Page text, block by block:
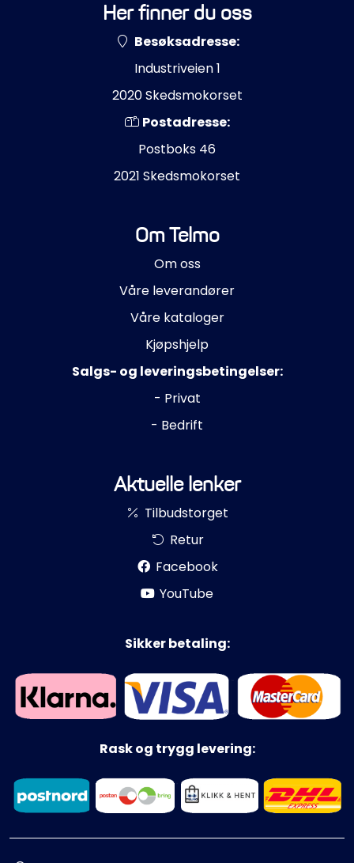
Her finner du oss
Besøksadresse:
Industriveien 1
2020 Skedsmokorset
Postadresse:
Postboks 46
2021 Skedsmokorset
Om Telmo
Om oss
Våre leverandører
Våre kataloger
Kjøpshjelp
Salgs- og leveringsbetingelser:
- Privat
- Bedrift
Aktuelle lenker
Tilbudstorget
Retur
Facebook
YouTube
Sikker betaling:
Rask og trygg levering: